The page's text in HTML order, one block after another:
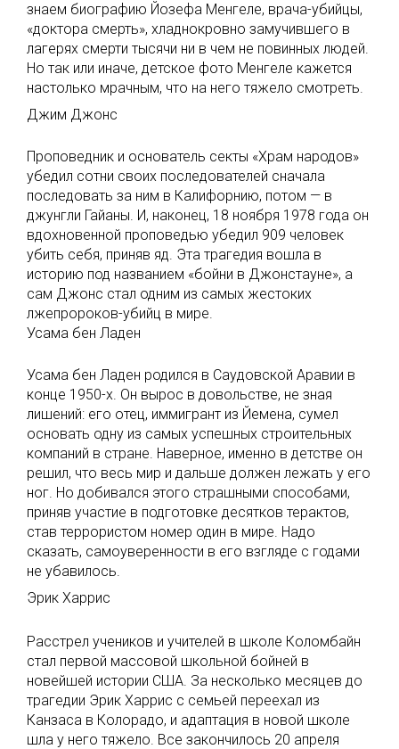
знаем биографию Йозефа Менгеле, врача-убийцы,
«доктора смерть», хладнокровно замучившего в
лагерях смерти тысячи ни в чем не повинных людей.
Но так или иначе, детское фото Менгеле кажется
настолько мрачным, что на него тяжело смотреть.
Джим Джонс
Проповедник и основатель секты «Храм народов»
убедил сотни своих последователей сначала
последовать за ним в Калифорнию, потом — в
джунгли Гайаны. И, наконец, 18 ноября 1978 года он
вдохновенной проповедью убедил 909 человек
убить себя, приняв яд. Эта трагедия вошла в
историю под названием «бойни в Джонстауне», а
сам Джонс стал одним из самых жестоких
лжепророков-убийц в мире.
Усама бен Ладен
Усама бен Ладен родился в Саудовской Аравии в
конце 1950-х. Он вырос в довольстве, не зная
лишений: его отец, иммигрант из Йемена, сумел
основать одну из самых успешных строительных
компаний в стране. Наверное, именно в детстве он
решил, что весь мир и дальше должен лежать у его
ног. Но добивался этого страшными способами,
приняв участие в подготовке десятков терактов,
став террористом номер один в мире. Надо
сказать, самоуверенности в его взгляде с годами
не убавилось.
Эрик Харрис
Расстрел учеников и учителей в школе Коломбайн
стал первой массовой школьной бойней в
новейшей истории США. За несколько месяцев до
трагедии Эрик Харрис с семьей переехал из
Канзаса в Колорадо, и адаптация в новой школе
шла у него тяжело. Все закончилось 20 апреля